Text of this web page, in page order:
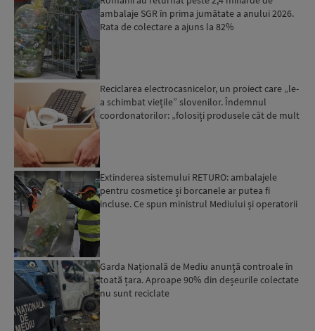
ambalaje SGR în prima jumătate a anului 2026.
Rata de colectare a ajuns la 82%
Reciclarea electrocasnicelor, un proiect care „le-
a schimbat viețile” slovenilor. Îndemnul
coordonatorilor: „folosiți produsele cât de mult
Extinderea sistemului RETURO: ambalajele
pentru cosmetice și borcanele ar putea fi
incluse. Ce spun ministrul Mediului și operatorii
Garda Națională de Mediu anunță controale în
toată țara. Aproape 90% din deșeurile colectate
nu sunt reciclate